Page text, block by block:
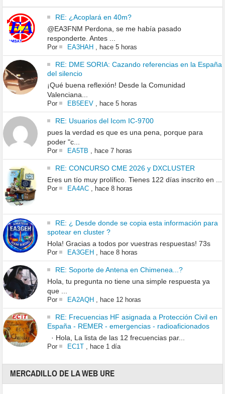
RE: ¿Acoplará en 40m?
@EA3FNM Perdona, se me había pasado
responderte. Antes ...
Por EA3HAH, hace 5 horas
RE: DME SORIA: Cazando referencias en la España
del silencio
¡Qué buena reflexión! Desde la Comunidad
Valenciana...
Por EB5EEV, hace 5 horas
RE: Usuarios del Icom IC-9700
pues la verdad es que es una pena, porque para
poder "c...
Por EA5TB hace 7 horas
RE: CONCURSO CME 2026 y DXCLUSTER
Eres un tío muy prolífico. Tienes 122 días inscrito en ...
Por EA4AC, hace 8 horas
RE: ¿ Desde donde se copia esta información para
spotear en cluster ?
Hola! Gracias a todos por vuestras respuestas! 73s
Por EA3GEH, hace 8 horas
RE: Soporte de Antena en Chimenea...?
Hola, tu pregunta no tiene una simple respuesta ya
que ...
Por EA2AQH, hace 12 horas
RE: Frecuencias HF asignada a Protección Civil en
España - REMER - emergencias - radioaficionados
· Hola, La lista de las 12 frecuencias par...
Por EC1T, hace 1 día
MERCADILLO DE LA WEB URE